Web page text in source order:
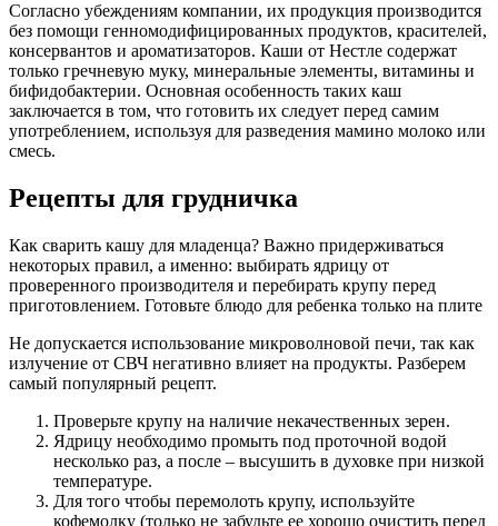
Согласно убеждениям компании, их продукция производится
без помощи генномодифицированных продуктов, красителей,
консервантов и ароматизаторов. Каши от Нестле содержат
только гречневую муку, минеральные элементы, витамины и
бифидобактерии. Основная особенность таких каш
заключается в том, что готовить их следует перед самим
употреблением, используя для разведения мамино молоко или
смесь.
Рецепты для грудничка
Как сварить кашу для младенца? Важно придерживаться
некоторых правил, а именно: выбирать ядрицу от
проверенного производителя и перебирать крупу перед
приготовлением. Готовьте блюдо для ребенка только на плите
Не допускается использование микроволновой печи, так как
излучение от СВЧ негативно влияет на продукты. Разберем
самый популярный рецепт.
Проверьте крупу на наличие некачественных зерен.
Ядрицу необходимо промыть под проточной водой
несколько раз, а после – высушить в духовке при низкой
температуре.
Для того чтобы перемолоть крупу, используйте
кофемолку (только не забудьте ее хорошо очистить перед